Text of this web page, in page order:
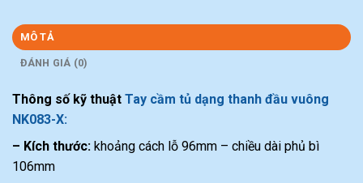
MÔ TẢ
ĐÁNH GIÁ (0)
Thông số kỹ thuật Tay cầm tủ dạng thanh đầu vuông
NK083-X:
– Kích thước: khoảng cách lỗ 96mm – chiều dài phủ bì
106mm